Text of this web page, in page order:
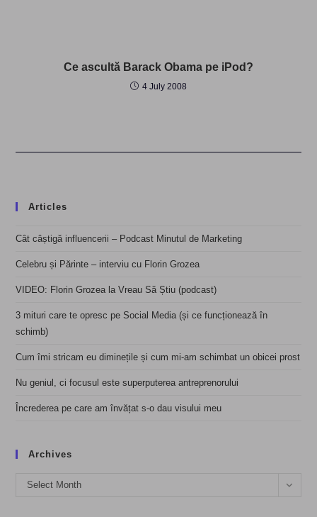
Ce ascultă Barack Obama pe iPod?
4 July 2008
Articles
Cât câștigă influencerii – Podcast Minutul de Marketing
Celebru și Părinte – interviu cu Florin Grozea
VIDEO: Florin Grozea la Vreau Să Știu (podcast)
3 mituri care te opresc pe Social Media (și ce funcționează în
schimb)
Cum îmi stricam eu diminețile și cum mi-am schimbat un obicei prost
Nu geniul, ci focusul este superputerea antreprenorului
Încrederea pe care am învățat s-o dau visului meu
Archives
Archives
Select Month